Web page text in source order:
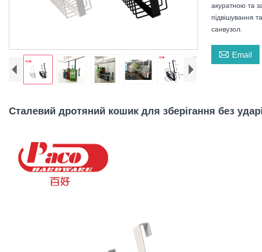
акуратною та
підвішування
санвузол.
 Email
Сталевий дротяний кошик для зберігання без